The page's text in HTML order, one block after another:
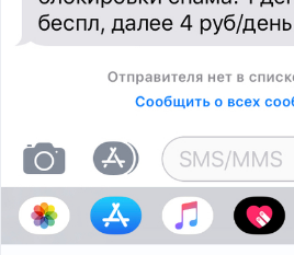
Вылезаем из авто и просто
авто. В тот момент подумал «у
пиздец», но нет, я ошибся.
Вызвали 112, сообщили о дтп и
помощи супруге.
Спустя 10 минут прилетели 2
экипажа ДПС.